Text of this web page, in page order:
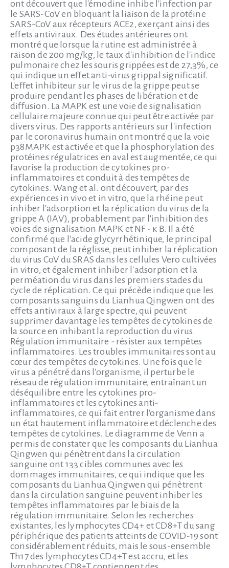
ont découvert que l'émodine inhibe l'infection par
le SARS-CoV en bloquant la liaison de la protéine
SARS-CoV aux récepteurs ACE2, exerçant ainsi des
effets antiviraux. Des études antérieures ont
montré que lorsque la rutine est administrée à
raison de 200 mg/kg, le taux d'inhibition de l'indice
pulmonaire chez les souris grippées est de 27,3%, ce
qui indique un effet anti-virus grippal significatif.
L'effet inhibiteur sur le virus de la grippe peut se
produire pendant les phases de libération et de
diffusion. La MAPK est une voie de signalisation
cellulaire majeure connue qui peut être activée par
divers virus. Des rapports antérieurs sur l'infection
par le coronavirus humain ont montré que la voie
p38MAPK est activée et que la phosphorylation des
protéines régulatrices en aval est augmentée, ce qui
favorise la production de cytokines pro-
inflammatoires et conduit à des tempêtes de
cytokines. Wang et al. ont découvert, par des
expériences in vivo et in vitro, que la rhéine peut
inhiber l'adsorption et la réplication du virus de la
grippe A (IAV), probablement par l'inhibition des
voies de signalisation MAPK et NF - κ B. Il a été
confirmé que l'acide glycyrrhétinique, le principal
composant de la réglisse, peut inhiber la réplication
du virus CoV du SRAS dans les cellules Vero cultivées
in vitro, et également inhiber l'adsorption et la
perméation du virus dans les premiers stades du
cycle de réplication. Ce qui précède indique que les
composants sanguins du Lianhua Qingwen ont des
effets antiviraux à large spectre, qui peuvent
supprimer davantage les tempêtes de cytokines de
la source en inhibant la reproduction du virus.
Régulation immunitaire - résister aux tempêtes
inflammatoires. Les troubles immunitaires sont au
cœur des tempêtes de cytokines. Une fois que le
virus a pénétré dans l'organisme, il perturbe le
réseau de régulation immunitaire, entraînant un
déséquilibre entre les cytokines pro-
inflammatoires et les cytokines anti-
inflammatoires, ce qui fait entrer l'organisme dans
un état hautement inflammatoire et déclenche des
tempêtes de cytokines. Le diagramme de Venn a
permis de constater que les composants du Lianhua
Qingwen qui pénètrent dans la circulation
sanguine ont 133 cibles communes avec les
dommages immunitaires, ce qui indique que les
composants du Lianhua Qingwen qui pénètrent
dans la circulation sanguine peuvent inhiber les
tempêtes inflammatoires par le biais de la
régulation immunitaire. Selon les recherches
existantes, les lymphocytes CD4+ et CD8+T du sang
périphérique des patients atteints de COVID-19 sont
considérablement réduits, mais le sous-ensemble
Th17 des lymphocytes CD4+T est accru, et les